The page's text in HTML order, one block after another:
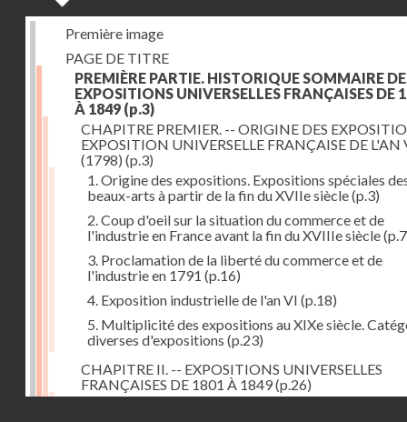
Première image
PAGE DE TITRE
PREMIÈRE PARTIE. HISTORIQUE SOMMAIRE
EXPOSITIONS UNIVERSELLES FRANÇAISES DE
À 1849 (p.3)
CHAPITRE PREMIER. -- ORIGINE DES
EXPOSITION UNIVERSELLE FRANÇAISE DE L'AN
(1798) (p.3)
1. Origine des expositions. Expositions spéciales
beaux-arts à partir de la fin du XVIIe siècle(p.3)
2. Coup d'oeil sur la situation du commerce et de
l'industrie en France avant la fin du XVIIIe siècle
3. Proclamation de la liberté du commerce et de
l'industrie en 1791 (p.16)
4. Exposition industrielle de l'an VI (p.18)
5. Multiplicité des expositions au XIXe siècle.
diverses d'expositions (p.23)
CHAPITRE II. -- EXPOSITIONS UNIVERSELLES
FRANÇAISES DE 1801 À 1849(p.26)